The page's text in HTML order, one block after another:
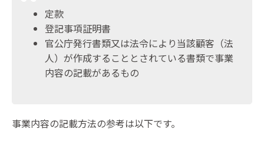
定款
登記事項証明書
官公庁発行書類又は法令により当該顧客（法
人）が作成することとされている書類で事業
内容の記載があるもの
事業内容の記載方法の参考は以下です。